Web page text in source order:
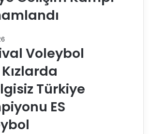
Voleybol
Türkiye
ES